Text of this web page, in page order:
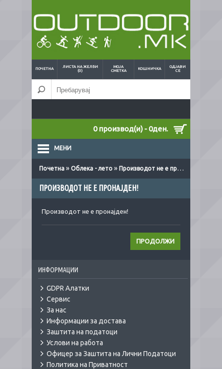
ПОЧЕТНА
ЛИСТА НА ЖЕЛБИ
(0)
МОЈА
СМЕТКА
КОШНИЧКА
ОДЈАВИ
СЕ
0 производ(и) - 0ден.
МЕНИ
Почетна » Облека - лето » Производот не е пронајден!
ПРОИЗВОДОТ НЕ Е ПРОНАЈДЕН!
Производот не е пронајден!
ПРОДОЛЖИ
ИНФОРМАЦИИ
GDPR Алатки
Сервис
За нас
Информации за достава
Заштита на податоци
Услови на работа
Офицер за Заштита на Лични Податоци
Политика на Приватност